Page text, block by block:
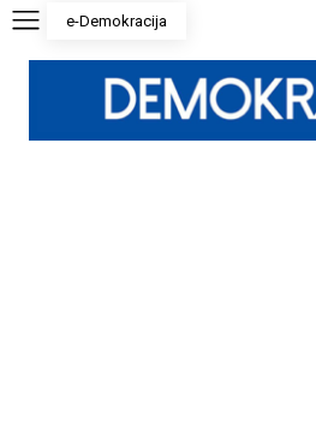
e-Demokracija